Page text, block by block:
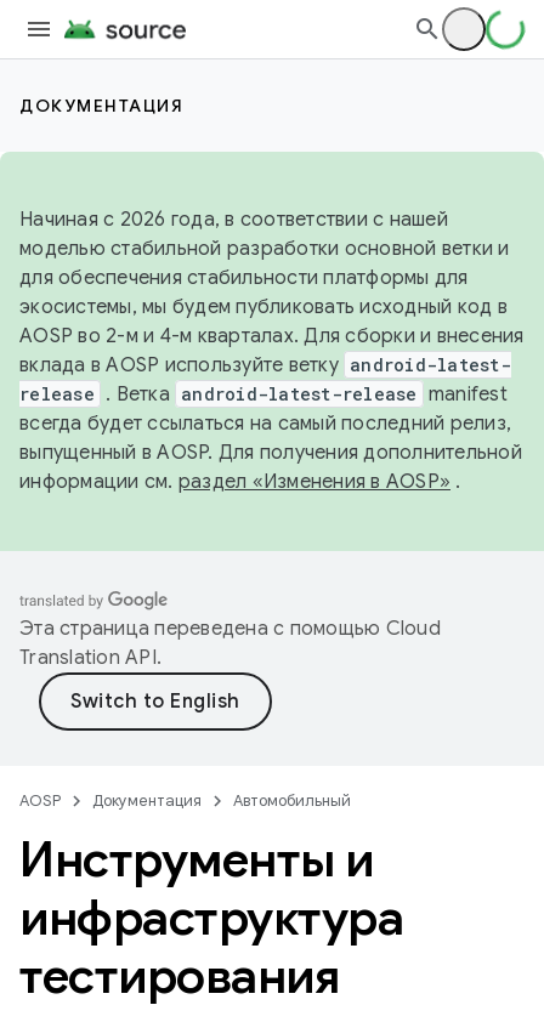
ДОКУМЕНТАЦИЯ
Начиная с 2026 года, в соответствии с нашей
моделью стабильной разработки основной ветки и
для обеспечения стабильности платформы для
экосистемы, мы будем публиковать исходный код в
AOSP во 2-м и 4-м кварталах. Для сборки и внесения
вклада в AOSP используйте ветку android-latest-
release . Ветка android-latest-release manifest
всегда будет ссылаться на самый последний релиз,
выпущенный в AOSP. Для получения дополнительной
информации см. раздел «Изменения в AOSP» .
Эта страница переведена с помощью Cloud
Translation API.
AOSP Документация Автомобильный
Инструменты и
инфраструктура
тестирования